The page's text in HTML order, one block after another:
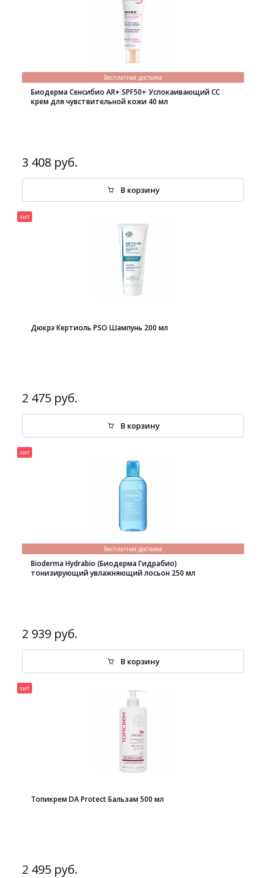
Бесплатная доставка
Биодерма Сенсибио AR+ SPF50+ Успокаивающий СС
крем для чувствительной кожи 40 мл
3 408 руб.
В корзину
хит
Дюкрэ Кертиоль PSO Шампунь 200 мл
2 475 руб.
В корзину
хит
Бесплатная доставка
Bioderma Hydrabio (Биодерма Гидрабио)
тонизирующий увлажняющий лосьон 250 мл
2 939 руб.
В корзину
хит
Топикрем DA Protect Бальзам 500 мл
2 495 руб.